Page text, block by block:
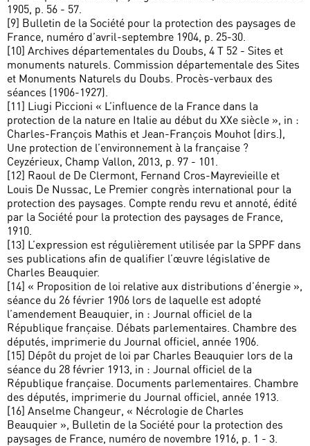
1905, p. 56 - 57.
[9] Bulletin de la Société pour la protection des paysages de
France, numéro d’avril-septembre 1904, p. 25-30.
[10] Archives départementales du Doubs, 4 T 52 - Sites et
monuments naturels. Commission départementale des Sites
et Monuments Naturels du Doubs. Procès-verbaux des
séances (1906-1927).
[11] Liugi Piccioni « L’influence de la France dans la
protection de la nature en Italie au début du XXe siècle », in :
Charles-François Mathis et Jean-François Mouhot (dirs.),
Une protection de l’environnement à la française ?
Ceyzérieux, Champ Vallon, 2013, p. 97 - 101.
[12] Raoul de De Clermont, Fernand Cros-Mayrevieille et
Louis De Nussac, Le Premier congrès international pour la
protection des paysages. Compte rendu revu et annoté, édité
par la Société pour la protection des paysages de France,
1910.
[13] L’expression est régulièrement utilisée par la SPPF dans
ses publications afin de qualifier l’œuvre législative de
Charles Beauquier.
[14] « Proposition de loi relative aux distributions d’énergie »,
séance du 26 février 1906 lors de laquelle est adopté
l’amendement Beauquier, in : Journal officiel de la
République française. Débats parlementaires. Chambre des
députés, imprimerie du Journal officiel, année 1906.
[15] Dépôt du projet de loi par Charles Beauquier lors de la
séance du 28 février 1913, in : Journal officiel de la
République française. Documents parlementaires. Chambre
des députés, imprimerie du Journal officiel, année 1913.
[16] Anselme Changeur, « Nécrologie de Charles
Beauquier », Bulletin de la Société pour la protection des
paysages de France, numéro de novembre 1916, p. 1 - 3.